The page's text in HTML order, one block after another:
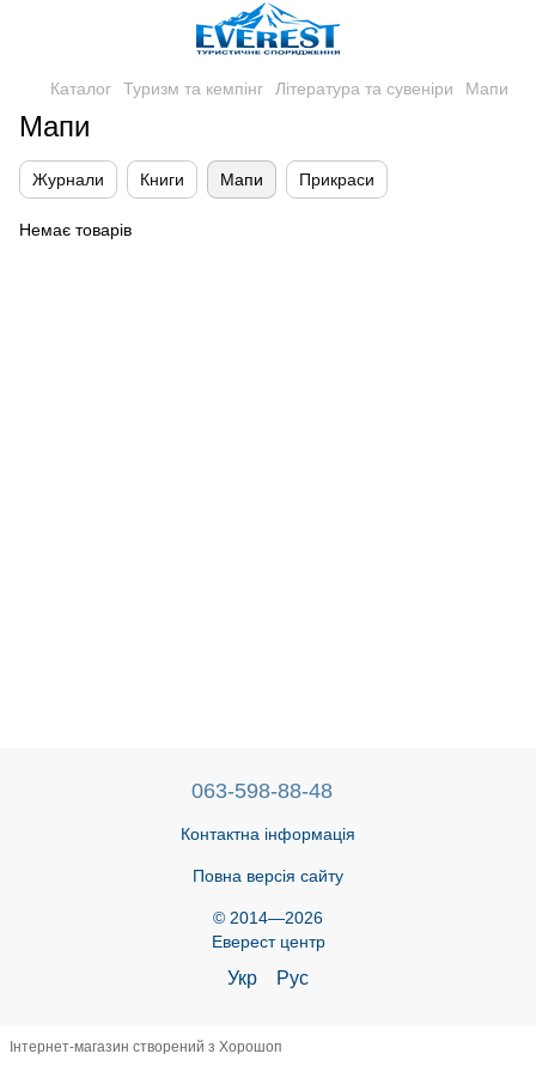
Каталог Туризм та кемпінг Література та сувеніри Мапи
Мапи
Журнали Книги Мапи Прикраси
Немає товарів
063-598-88-48
Контактна інформація
Повна версія сайту
© 2014—2026
Еверест центр
Укр Рус
Інтернет-магазин створений з Хорошоп